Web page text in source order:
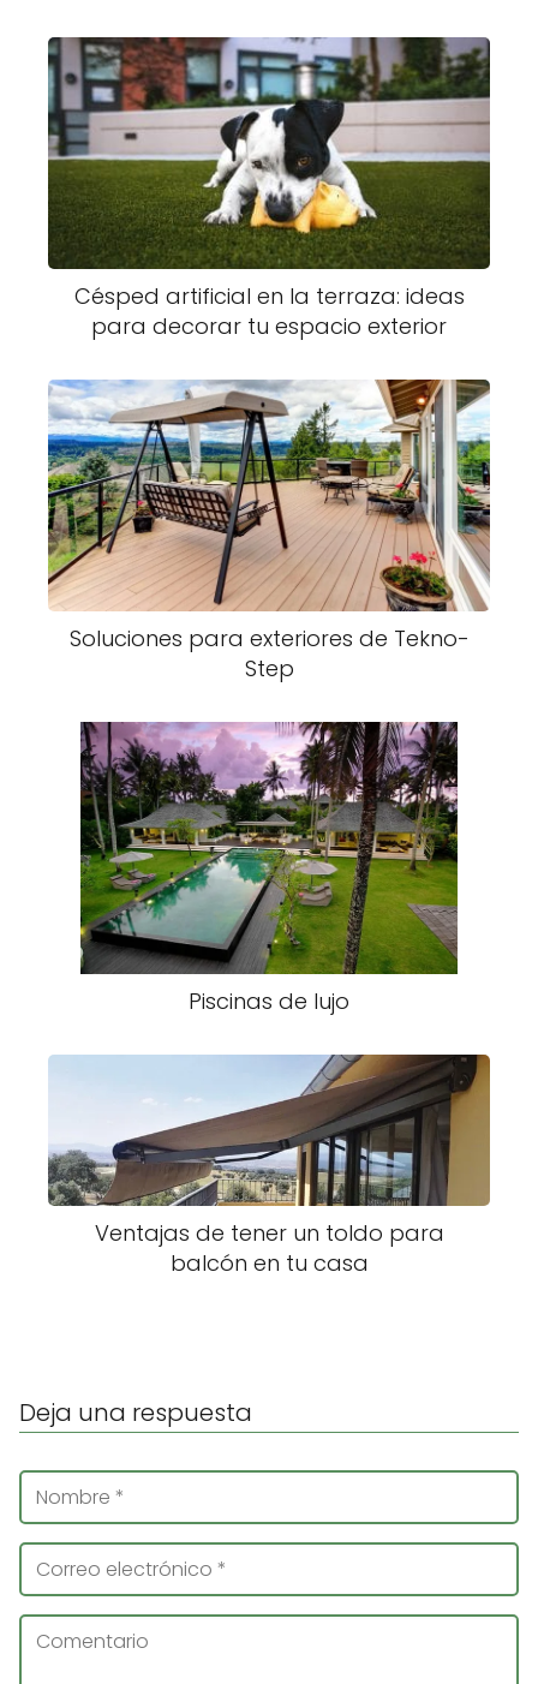
Césped artificial en la terraza: ideas
para decorar tu espacio exterior
Soluciones para exteriores de Tekno-
Step
Piscinas de lujo
Ventajas de tener un toldo para
balcón en tu casa
Deja una respuesta